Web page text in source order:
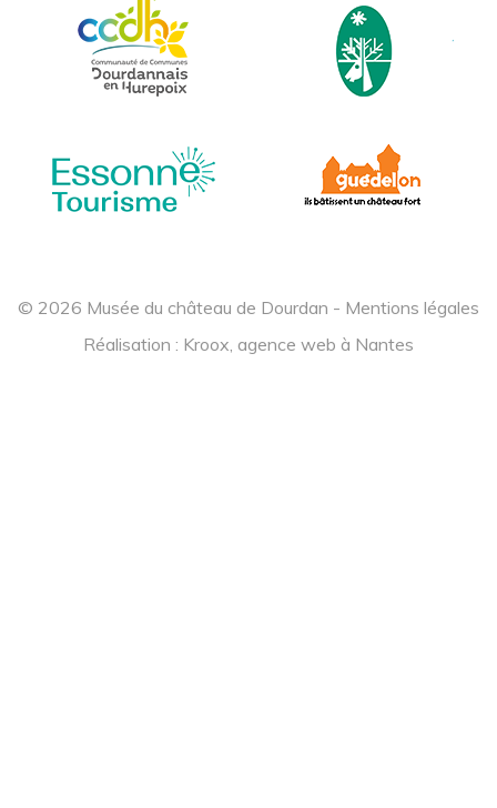
© 2026 Musée du château de Dourdan - Mentions légales
Réalisation : Kroox, agence web à Nantes